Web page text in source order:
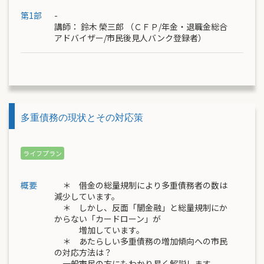
第1部
-
講師： 鈴木 榮三郎 （ＣＦＰ/年金・退職金総合
アドバイザー/市民後見人バンク登録者）
多重債務の現状とその対応策
概要
＊ 借金の総量規制により多重債務者の数は
減少しています。
＊ しかし、反面「闇金融」と総量規制にか
からない「カードローン」が
増加しています。
＊ あたらしい多重債務の増加傾向への市民
の対応方法は？